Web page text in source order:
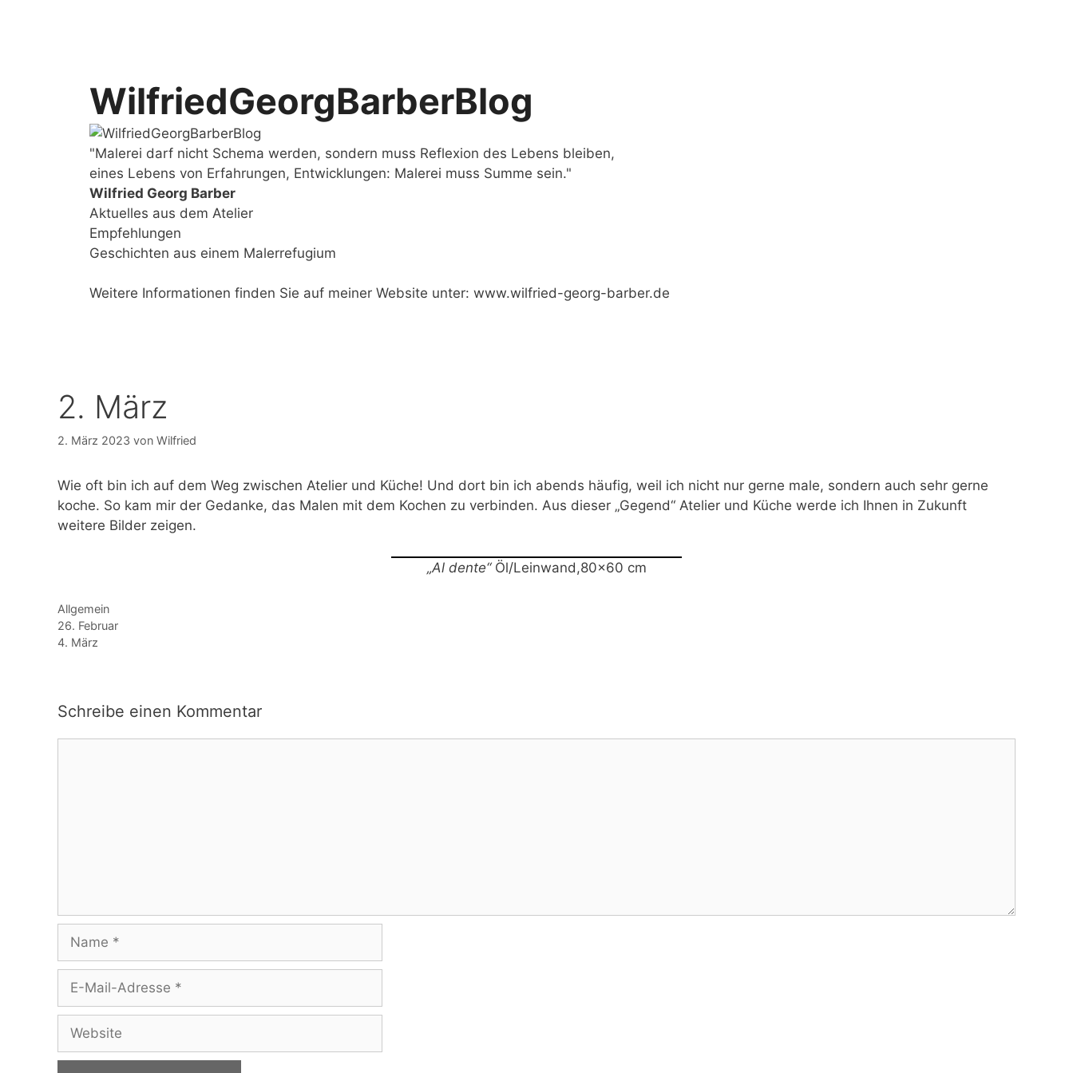
WilfriedGeorgBarberBlog
"Malerei darf nicht Schema werden, sondern muss Reflexion des Lebens bleiben,
eines Lebens von Erfahrungen, Entwicklungen: Malerei muss Summe sein."
Wilfried Georg Barber
Aktuelles aus dem Atelier
Empfehlungen
Geschichten aus einem Malerrefugium
Weitere Informationen finden Sie auf meiner Website unter: www.wilfried-georg-barber.de
2. März
2. März 2023 von Wilfried
Wie oft bin ich auf dem Weg zwischen Atelier und Küche! Und dort bin ich abends häufig, weil ich nicht nur gerne male, sondern auch sehr gerne
koche. So kam mir der Gedanke, das Malen mit dem Kochen zu verbinden. Aus dieser „Gegend“ Atelier und Küche werde ich Ihnen in Zukunft
weitere Bilder zeigen.
„Al dente“Öl/Leinwand,80×60 cm
Kategorien
Allgemein
26. Februar
4. März
Schreibe einen Kommentar
Name
Adresse
Website